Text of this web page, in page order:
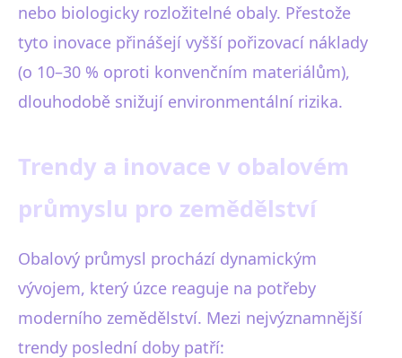
nebo biologicky rozložitelné obaly. Přestože
tyto inovace přinášejí vyšší pořizovací náklady
(o 10–30 % oproti konvenčním materiálům),
dlouhodobě snižují environmentální rizika.
Trendy a inovace v obalovém
průmyslu pro zemědělství
Obalový průmysl prochází dynamickým
vývojem, který úzce reaguje na potřeby
moderního zemědělství. Mezi nejvýznamnější
trendy poslední doby patří: